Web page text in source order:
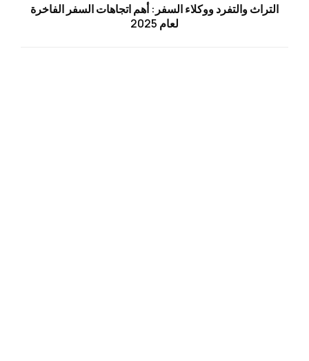
التراث والتفرد ووكلاء السفر: أهم اتجاهات السفر الفاخرة
لعام 2025